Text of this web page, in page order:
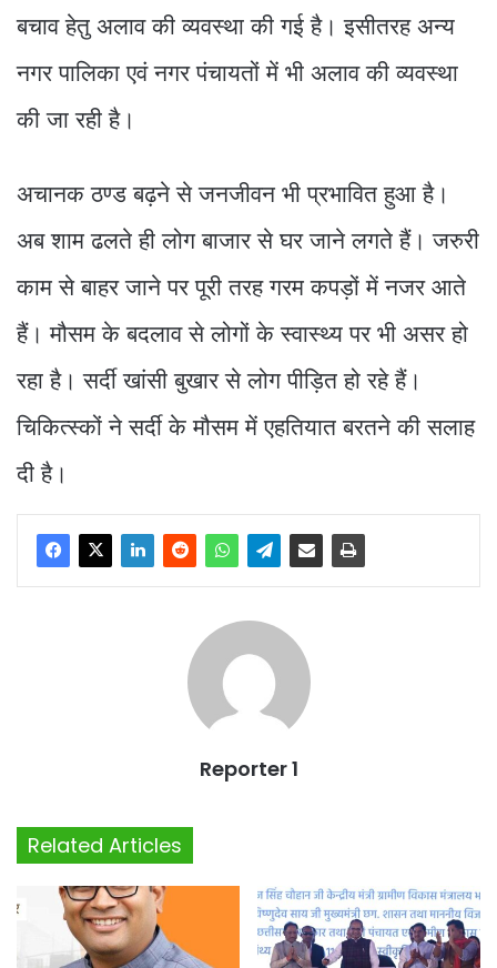
बचाव हेतु अलाव की व्यवस्था की गई है। इसीतरह अन्य
नगर पालिका एवं नगर पंचायतों में भी अलाव की व्यवस्था
की जा रही है।
अचानक ठण्ड बढ़ने से जनजीवन भी प्रभावित हुआ है।
अब शाम ढलते ही लोग बाजार से घर जाने लगते हैं। जरुरी
काम से बाहर जाने पर पूरी तरह गरम कपड़ों में नजर आते
हैं। मौसम के बदलाव से लोगों के स्वास्थ्य पर भी असर हो
रहा है। सर्दी खांसी बुखार से लोग पीड़ित हो रहे हैं।
चिकित्स्कों ने सर्दी के मौसम में एहतियात बरतने की सलाह
दी है।
Reporter 1
Related Articles